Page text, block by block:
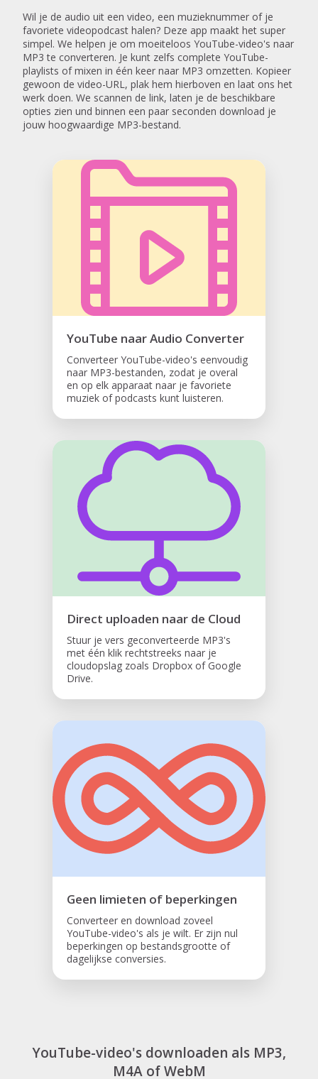
Wil je de audio uit een video, een muzieknummer of je
favoriete videopodcast halen? Deze app maakt het super
simpel. We helpen je om moeiteloos YouTube-video's naar
MP3 te converteren. Je kunt zelfs complete YouTube-
playlists of mixen in één keer naar MP3 omzetten. Kopieer
gewoon de video-URL, plak hem hierboven en laat ons het
werk doen. We scannen de link, laten je de beschikbare
opties zien und binnen een paar seconden download je
jouw hoogwaardige MP3-bestand.
YouTube naar Audio Converter
Converteer YouTube-video's eenvoudig
naar MP3-bestanden, zodat je overal
en op elk apparaat naar je favoriete
muziek of podcasts kunt luisteren.
Direct uploaden naar de Cloud
Stuur je vers geconverteerde MP3's
met één klik rechtstreeks naar je
cloudopslag zoals Dropbox of Google
Drive.
Geen limieten of beperkingen
Converteer en download zoveel
YouTube-video's als je wilt. Er zijn nul
beperkingen op bestandsgrootte of
dagelijkse conversies.
YouTube-video's downloaden als MP3,
M4A of WebM